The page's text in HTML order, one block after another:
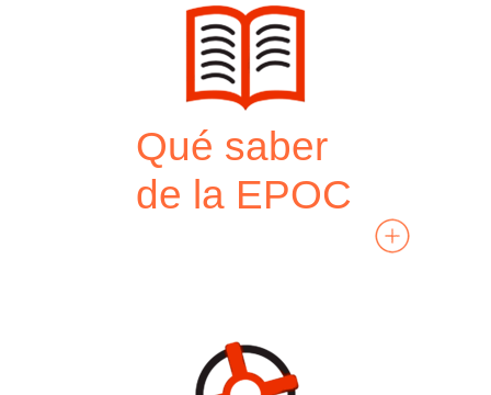
Qué saber
de la EPOC